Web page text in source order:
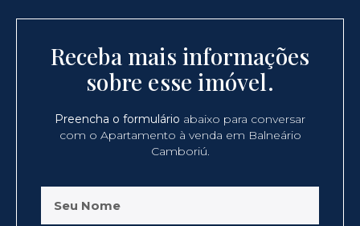
Receba mais informações
sobre esse imóvel.
Preencha o formulário abaixo para conversar
com o Apartamento à venda em Balneário
Camboriú.